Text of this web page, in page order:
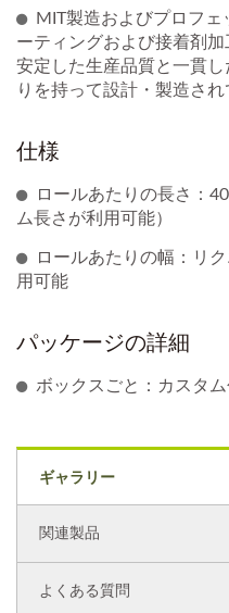
MIT製造およびプロフ
ーティングおよび接着剤加
安定した生産品質と一貫
りを持って設計・製造され
仕様
ロールあたりの長さ：
ム長さが利用可能）
ロールあたりの幅：リ
用可能
パッケージの詳細
ボックスごと：カスタ
ギャラリー
関連製品
よくある質問